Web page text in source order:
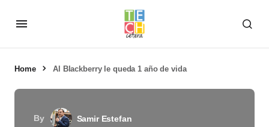
Home Al Blackberry le queda 1 año de vida
By
Samir Estefan